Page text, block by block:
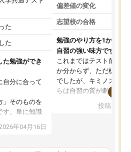
た
た
た勉強ができ
自分に合って
」そのものを
す。単に知識
学自習の習
てくれるの
年04月16日
偏差値の変化
志望校の合格
勉強のやり方を1から教
自習の強い味方です。
これまではテスト前に何
か分からず、ただ机に座
でしたが、キミノスクー
らは自習の質が劇的に変
を明確にしてくれるの
投稿日：